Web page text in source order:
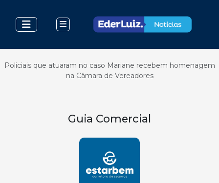
Policiais que atuaram no caso Mariane recebem homenagem
na Câmara de Vereadores
Guia Comercial